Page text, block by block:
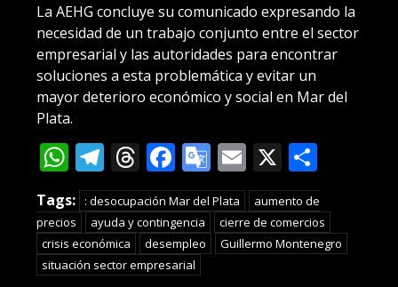
La AEHG concluye su comunicado expresando la
necesidad de un trabajo conjunto entre el sector
empresarial y las autoridades para encontrar
soluciones a esta problemática y evitar un
mayor deterioro económico y social en Mar del
Plata.
WhatsApp
Telegram
Threads
Facebook
Google
Translate
Email
X
Tags: : desocupación Mar del Plata
aumento de
precios
ayuda y contingencia
cierre de comercios
crisis económica
desempleo
Guillermo Montenegro
situación sector empresarial